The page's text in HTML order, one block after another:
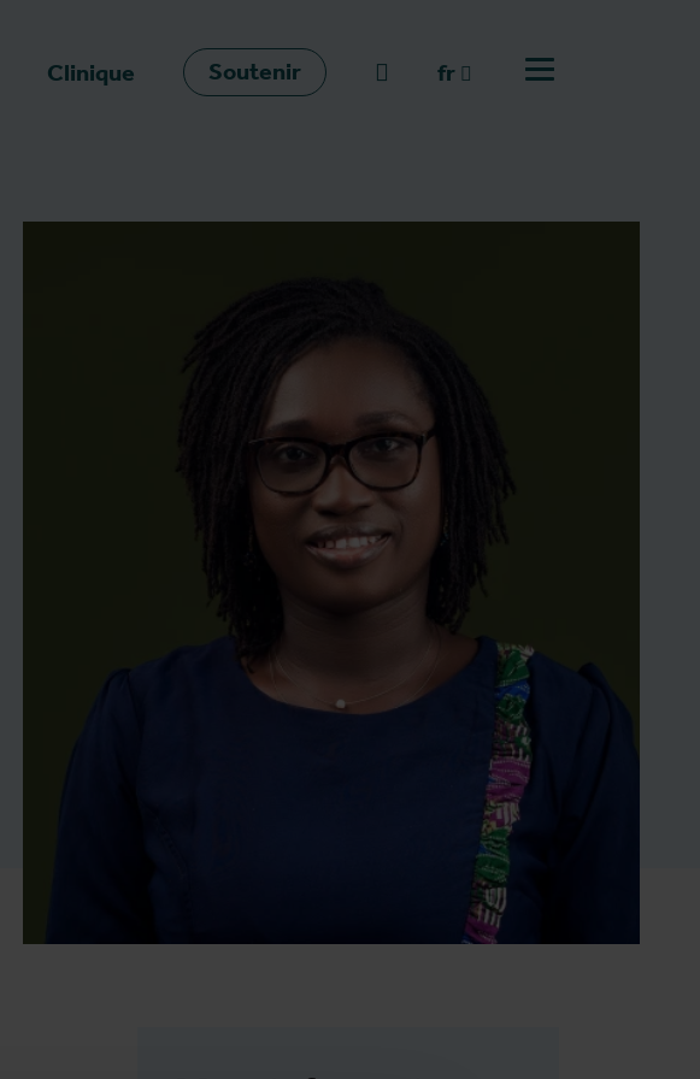
Clinique Soutenir go to search
fr
nl
Ouvrir le menu